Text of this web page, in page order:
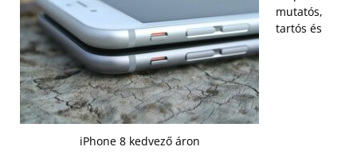
iPhone 8 kedvező áron
mutatós,
tartós és